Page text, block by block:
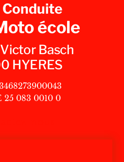
école
Basch
HYERES
25 083 0010 0